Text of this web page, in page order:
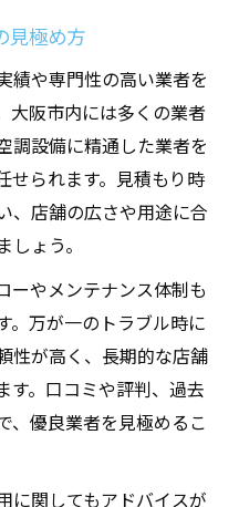
見極め方
績や専門性の高い業者を
大阪市内には多くの業者
調設備に精通した業者を
せられます。見積もり時
、店舗の広さや用途に合
ょう。
ーやメンテナンス体制も
。万が一のトラブル時に
性が高く、長期的な店舗
す。口コミや評判、過去
、優良業者を見極めるこ
に関してもアドバイスが